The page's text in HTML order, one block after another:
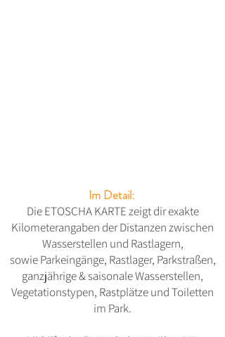
Im Detail:
Die ETOSCHA KARTE zeigt dir exakte
Kilometerangaben der Distanzen zwischen
Wasserstellen und Rastlagern,
sowieParkeingänge, Rastlager, Parkstraßen,
ganzjährige & saisonale Wasserstellen,
Vegetationstypen, Rastplätze und Toiletten
im Park.